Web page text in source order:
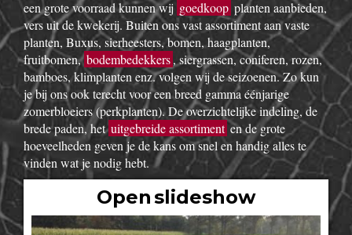
een grote voorraad kunnen wij goedkoop planten aanbieden,
vers uit de kwekerij. Buiten ons vast assortiment aan vaste
planten, Buxus, sierheesters, bomen, haagplanten,
fruitbomen,bodembedekkers, siergrassen, coniferen, rozen,
bamboes, klimplanten enz. volgen wij de seizoenen. Zo kun
je bij ons ook terecht voor een breed gamma éénjarige
zomerbloeiers (perkplanten). De overzichtelijke indeling, de
brede paden, hetuitgebreide assortiment en de grote
hoeveelheden geven je de kans om snel en handig alles te
vinden wat je nodig hebt.
Open slideshow